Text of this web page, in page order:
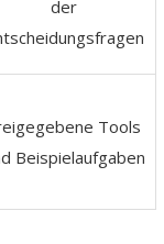
der
Tools
Beispielaufgaben